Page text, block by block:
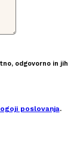
odgovorno in jih
poslovanja.